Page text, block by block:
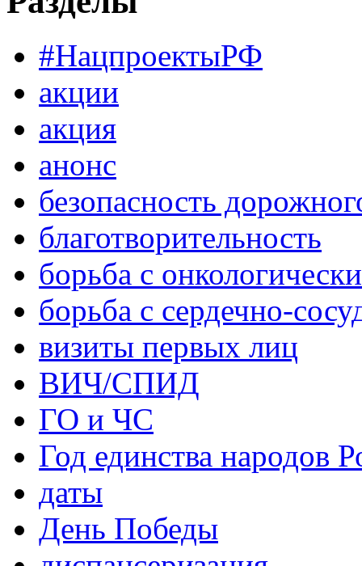
#НацпроектыРФ
акции
акция
анонс
безопасность
благотворительность
борьба с
борьба с сердечно-
визиты первых лиц
ВИЧ/СПИД
ГО и ЧС
Год единства народов
даты
День Победы